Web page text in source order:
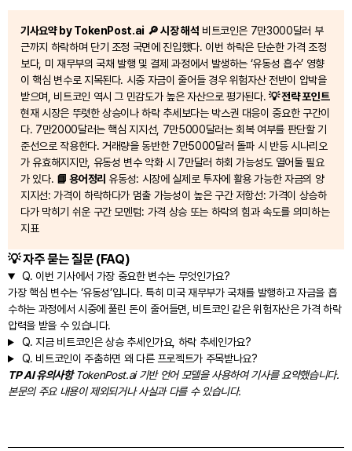
기사요약 by TokenPost.ai 🔎 시장 해석 비트코인은 7만3000달러 부
근까지 하락하며 단기 조정 국면에 진입했다. 이번 하락은 단순한 가격 조정
보다, 미 재무부의 국채 발행 및 결제 과정에서 발생하는 ‘유동성 흡수’ 영향
이 핵심 변수로 지목된다. 시중 자금이 줄어들 경우 위험자산 전반이 압박을
받으며, 비트코인 역시 그 민감도가 높은 자산으로 평가된다.💡 전략 포인트
현재 시장은 뚜렷한 상승이나 하락 추세보다는 박스권 대응이 중요한 구간이
다. 7만2000달러는 핵심 지지선, 7만5000달러는 회복 여부를 판단할 기
준선으로 작용한다. 거래량을 동반한 7만5000달러 돌파 시 반등 시나리오
가 유효해지지만, 유동성 변수 악화 시 7만달러 하회 가능성도 열어둘 필요
가 있다. 📘 용어정리 유동성: 시장에 실제로 투자에 활용 가능한 자금의 양
지지선: 가격이 하락하다가 멈출 가능성이 높은 구간 저항선: 가격이 상승하
다가 막히기 쉬운 구간 모멘텀: 가격 상승 또는 하락의 힘과 속도를 의미하는
지표
💡 자주 묻는 질문 (FAQ)
Q. 이번 기사에서 가장 중요한 변수는 무엇인가요?
가장 핵심 변수는 ‘유동성’입니다. 특히 미국 재무부가 국채를 발행하고 자금을 흡
수하는 과정에서 시중에 풀린 돈이 줄어들면, 비트코인 같은 위험자산은 가격 하락
압력을 받을 수 있습니다.
Q. 지금 비트코인은 상승 추세인가요, 하락 추세인가요?
Q. 비트코인이 주춤하면 왜 다른 프로젝트가 주목받나요?
TP AI 유의사항TokenPost.ai 기반 언어 모델을 사용하여 기사를 요약했습니다.
본문의 주요 내용이 제외되거나 사실과 다를 수 있습니다.